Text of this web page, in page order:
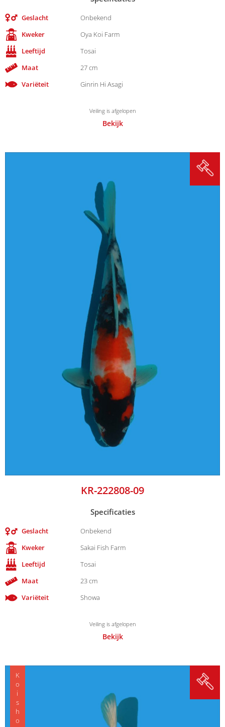
Geslacht
Onbekend
Kweker
Oya Koi Farm
Leeftijd
Tosai
Maat
27 cm
Variëteit
Ginrin Hi Asagi
Veiling is afgelopen
Bekijk
KR-222808-09
Specificaties
Geslacht
Onbekend
Kweker
Sakai Fish Farm
Leeftijd
Tosai
Maat
23 cm
Variëteit
Showa
Veiling is afgelopen
Bekijk